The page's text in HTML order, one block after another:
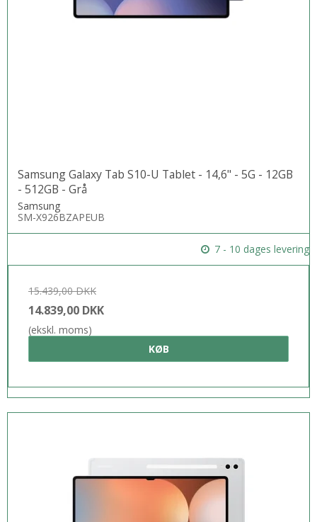
Samsung Galaxy Tab S10-U Tablet - 14,6" - 5G - 12GB
- 512GB - Grå
Samsung
SM-X926BZAPEUB
7 - 10 dages levering
15.439,00 DKK
14.839,00 DKK
(ekskl. moms)
KØB